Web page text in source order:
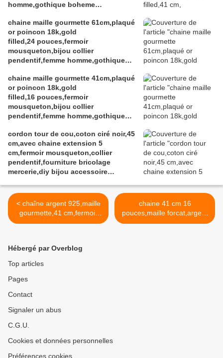
homme,gothique boheme
victorien,kawaii,cadeau fete
ceremonie,anniversaire retraite
noel,st valentin mariage,amour amitié
chaine maille gourmette 61cm,plaqué
or poincon 18k,gold
filled,24 pouces,fermoir
mousqueton,bijou collier
pendentif,femme homme,gothique
victorien,kawa
chaine maille gourmette 41cm,plaqué
or poincon 18k,gold
filled,16 pouces,fermoir
mousqueton,bijou collier
pendentif,femme homme,gothique
victorien,kawaii,cadeau fete
ceremonie,anniversaire retraite
noel,st valentin mariage,amour amitié
cordon tour de cou,coton ciré noir,45
cm,avec chaine extension 5
cm,fermoir mousqueton,collier
pendentif,fourniture bricolage
mercerie,diy bijou accessoire
kawaii,boheme victorien
edouardien,ateliers du fait mains
< chaîne argent 925,maille
gourmette,41 cm,fermoir
mousqueton,fourniture
enfant,gothique boheme
chaine 41 cm 16
pouces,maille forcat,argent
sterling,poinçon 925,fermoir
Hébergé par Overblog
Top articles
Pages
Contact
Signaler un abus
C.G.U.
Cookies et données personnelles
Préférences cookies